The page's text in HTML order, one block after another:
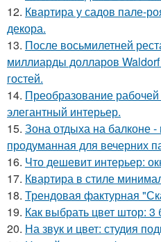
12. Квартира у садов пале-
декора.
13. После восьмилетней
миллиарды долларов
гостей.
14. Преобразование
элегантный интерьер.
15. Зона отдыха на балконе
продуманная для вечерних
16. Что дешевит интерьер:
17. Квартира в стиле
18. Трендовая фактурная
19. Как выбрать цвет штор:
20. На звук и цвет: студия